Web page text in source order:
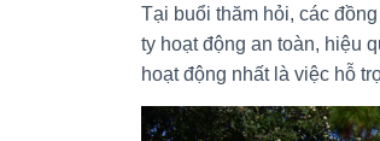
Tại buổi thăm hỏi, các
ty hoạt động an toàn, hiệu
hoạt động nhất là việc hỗ